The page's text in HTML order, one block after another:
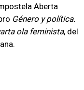
Aberta
Género y política.
ola feminista, del